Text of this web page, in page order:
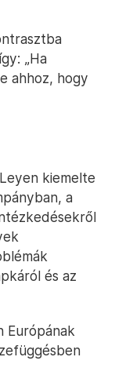
„Ha
ahhoz, hogy
kiemelte
a
és az
Európának